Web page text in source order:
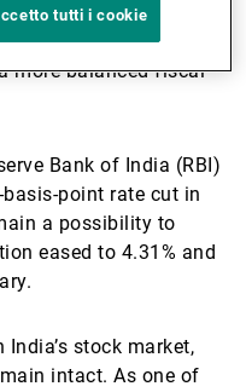
At the same time,
and interest-
more balanced fiscal
Bank of India (RBI)
point rate cut in
a possibility to
eased to 4.31% and
stock market,
intact. As one of
tutti i cookie